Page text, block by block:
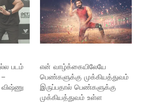
படம்
என் வாழ்க்கையிலேயே
பெண்களுக்கு முக்கியத்துவம்
இருப்பதால் பெண்களுக்கு
முக்கியத்துவம் உள்ள